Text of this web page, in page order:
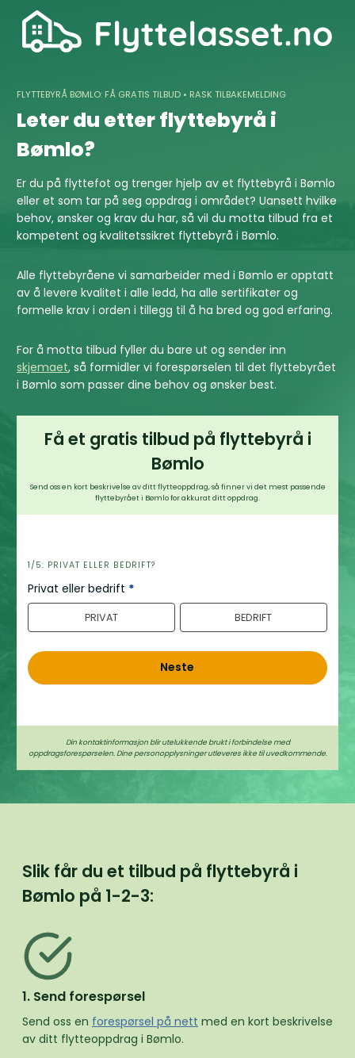
content
FLYTTEBYRÅ BØMLO: FÅ GRATIS TILBUD • RASK TILBAKEMELDING
Leter du etter flyttebyrå i
Bømlo?
Er du på flyttefot og trenger hjelp av et flyttebyrå i Bømlo
eller et som tar på seg oppdrag i området? Uansett hvilke
behov, ønsker og krav du har, så vil du motta tilbud fra et
kompetent og kvalitetssikret flyttebyrå i Bømlo.
Alle flyttebyråene vi samarbeider med i Bømlo er opptatt
av å levere kvalitet i alle ledd, ha alle sertifikater og
formelle krav i orden i tillegg til å ha bred og god erfaring.
For å motta tilbud fyller du bare ut og sender inn
skjemaet, så formidler vi forespørselen til det flyttebyrået
i Bømlo som passer dine behov og ønsker best.
Få et gratis tilbud på flyttebyrå i
Bømlo
Send oss en kort beskrivelse av ditt flytteoppdrag, så finner vi det mest passende
flyttebyrået i Bømlo for akkurat ditt oppdrag.
h
e
r
1/5: PRIVAT ELLER BEDRIFT?
Privat eller bedrift *
PRIVAT BEDRIFT
Neste
Din kontaktinformasjon blir utelukkende brukt i forbindelse med
oppdragsforespørselen. Dine personopplysninger utleveres ikke til uvedkommende.
Slik får du et tilbud på flyttebyrå i
Bømlo på 1-2-3:
1. Send forespørsel
Send oss en forespørsel på nett med en kort beskrivelse
av ditt flytteoppdrag i Bømlo.